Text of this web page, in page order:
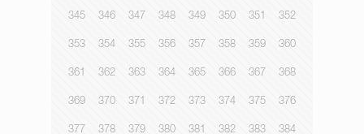
345 346 347 348 349 350 351 352
353 354 355 356 357 358 359 360
361 362 363 364 365 366 367 368
369 370 371 372 373 374 375 376
377 378 379 380 381 382 383 384